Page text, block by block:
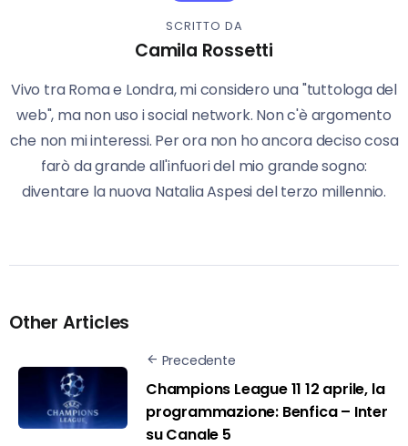
SCRITTO DA
Camila Rossetti
Vivo tra Roma e Londra, mi considero una "tuttologa del
web", ma non uso i social network. Non c'è argomento
che non mi interessi. Per ora non ho ancora deciso cosa
farò da grande all'infuori del mio grande sogno:
diventare la nuova Natalia Aspesi del terzo millennio.
Other Articles
Precedente
Champions League 11 12 aprile, la
programmazione: Benfica – Inter
su Canale 5